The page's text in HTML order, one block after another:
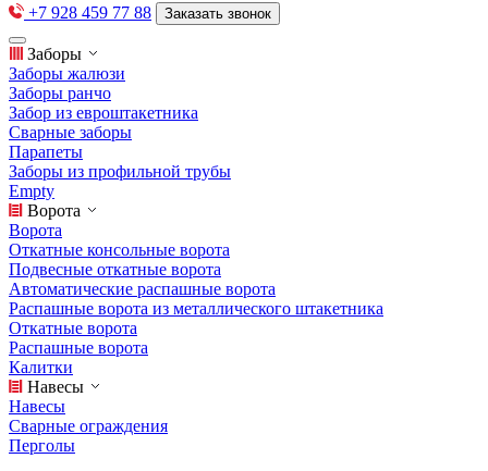
+7 928 459 77 88 Заказать звонок
Заборы
Заборы жалюзи
Заборы ранчо
Забор из евроштакетника
Сварные заборы
Парапеты
Заборы из профильной трубы
Empty
Ворота
Ворота
Откатные консольные ворота
Подвесные откатные ворота
Автоматические распашные ворота
Распашные ворота из металлического штакетника
Откатные ворота
Распашные ворота
Калитки
Навесы
Навесы
Сварные ограждения
Перголы